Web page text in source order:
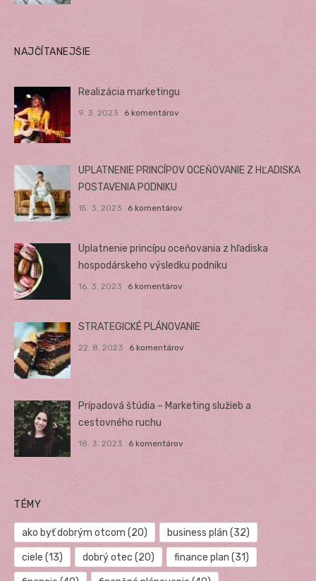
NAJČÍTANEJŠIE
Realizácia marketingu
9. 3. 2023 6 komentárov
UPLATNENIE PRINCÍPOV OCEŇOVANIE Z HĽADISKA
POSTAVENIA PODNIKU
15. 3. 2023 6 komentárov
Uplatnenie princípu oceňovania z hľadiska
hospodárskeho výsledku podniku
16. 3. 2023 6 komentárov
STRATEGICKÉ PLÁNOVANIE
22. 8. 2023 6 komentárov
Prípadová štúdia – Marketing služieb a
cestovného ruchu
18. 3. 2023 6 komentárov
TÉMY
ako byť dobrým otcom (20) business plán (32)
ciele (13) dobrý otec (20) finance plan (31)